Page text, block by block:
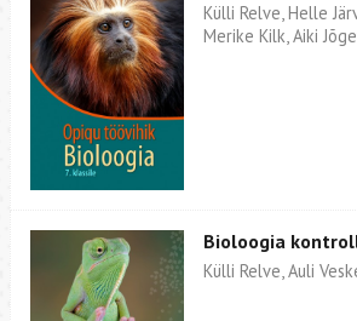
Külli Relve, Helle
Merike Kilk, Aiki
Bioloogia
Külli Relve, Auli